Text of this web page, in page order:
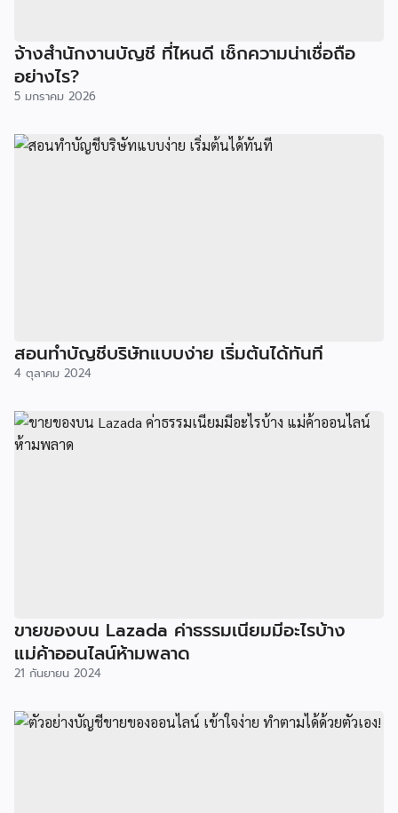
จ้างสำนักงานบัญชี ที่ไหนดี เช็กความน่าเชื่อถือ
อย่างไร?
5 มกราคม 2026
สอนทำบัญชีบริษัทแบบง่าย เริ่มต้นได้ทันที
4 ตุลาคม 2024
ขายของบน Lazada ค่าธรรมเนียมมีอะไรบ้าง
แม่ค้าออนไลน์ห้ามพลาด
21 กันยายน 2024